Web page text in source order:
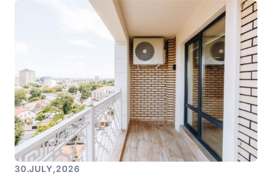
30.JULY,2026